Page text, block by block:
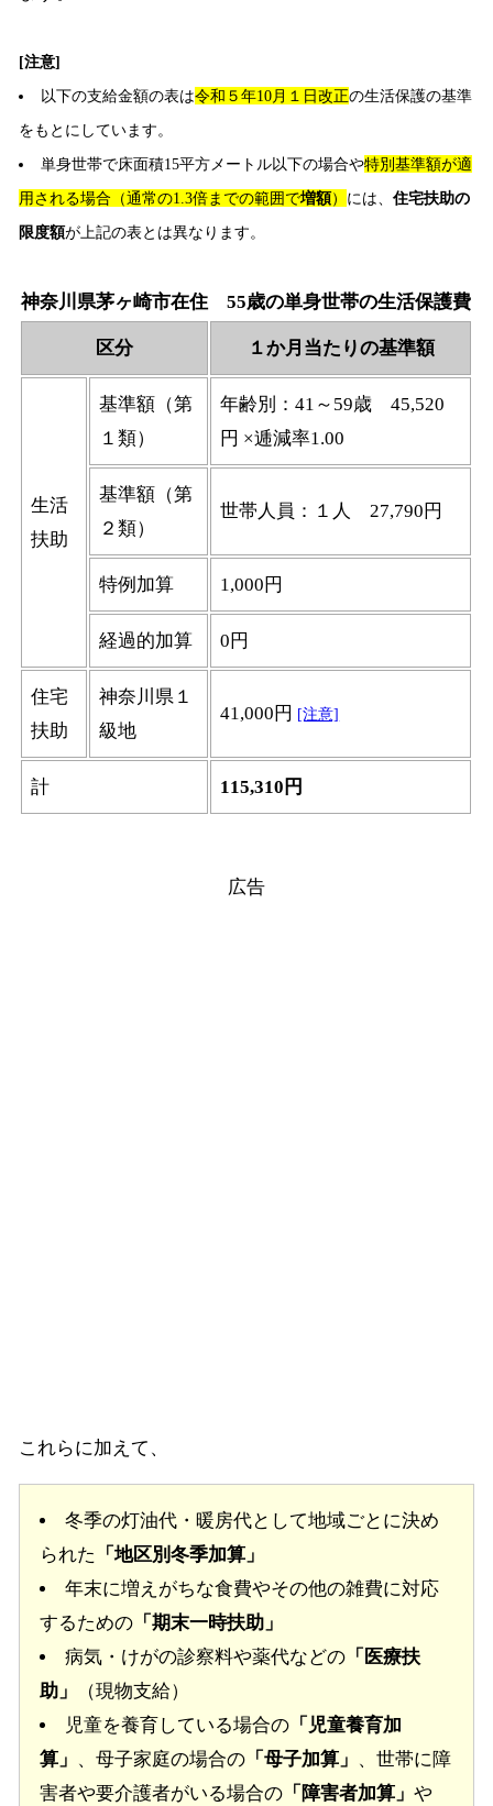
[注意]
以下の支給金額の表は令和５年10月１日改正の生活保護の基準
をもとにしています。
単身世帯で床面積15平方メートル以下の場合や特別基準額が適
用される場合（通常の1.3倍までの範囲で増額） には、住宅扶助の
限度額が上記の表とは異なります。
神奈川県茅ヶ崎市在住 55歳の単身世帯の生活保護費
区分 １か月当たりの基準額
生活
扶助
基準額（第
１類）
年齢別：41～59歳 45,520
円 ×逓減率1.00
基準額（第
２類）
世帯人員：１人 27,790円
特例加算 1,000円
経過的加算 0円
住宅
扶助
神奈川県１
級地
41,000円 [注意]
計 115,310円
これらに加えて、
冬季の灯油代・暖房代として地域ごとに決め
られた 「地区別冬季加算」
年末に増えがちな食費やその他の雑費に対応
するための「期末一時扶助」
病気・けがの診察料や薬代などの「医療扶
助」
（現物支給）
児童を養育している場合の「児童養育加
算」 、母子家庭の場合の「母子加算」 、世帯に障
害者や要介護者がいる場合の「障害者加算」 や